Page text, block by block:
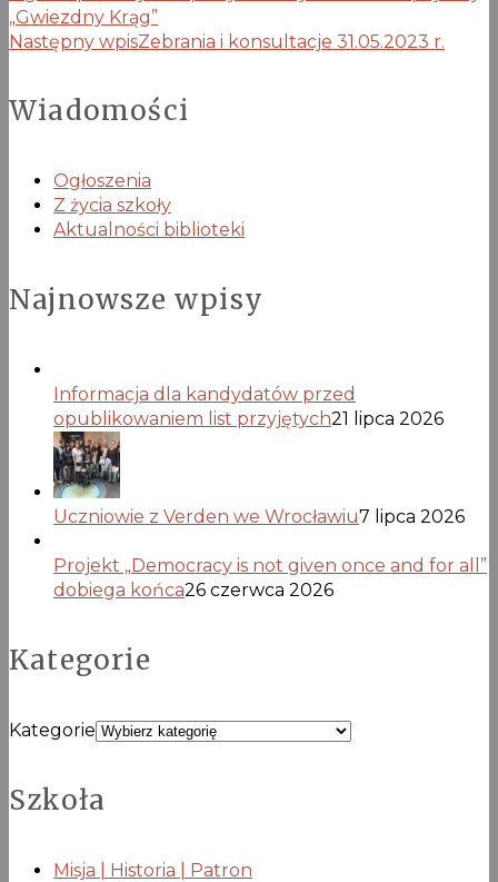
„Gwiezdny Krąg”
Następny wpisZebrania i konsultacje 31.05.2023 r.
Wiadomości
Ogłoszenia
Z życia szkoły
Aktualności biblioteki
Najnowsze wpisy
Informacja dla kandydatów przed
opublikowaniem list przyjętych21 lipca 2026
Uczniowie z Verden we Wrocławiu7 lipca 2026
Projekt „Democracy is not given once and for all”
dobiega końca26 czerwca 2026
Kategorie
Kategorie
Szkoła
Misja | Historia | Patron